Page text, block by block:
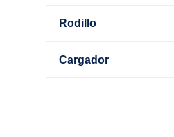
Rodillo
Cargador